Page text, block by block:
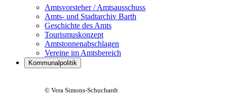
Amtsvorsteher / Amtsausschuss
Amts- und Stadtarchiv Barth
Geschichte des Amts
Tourismuskonzept
Amtstonnenabschlagen
Vereine im Amtsbereich
Kommunalpolitik
© Vera Simons-Schuchardt